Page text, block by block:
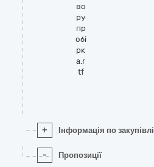
во
ру
пр
обі
рк
а.r
tf
+ Інформація по закупівлі
- Пропозиції